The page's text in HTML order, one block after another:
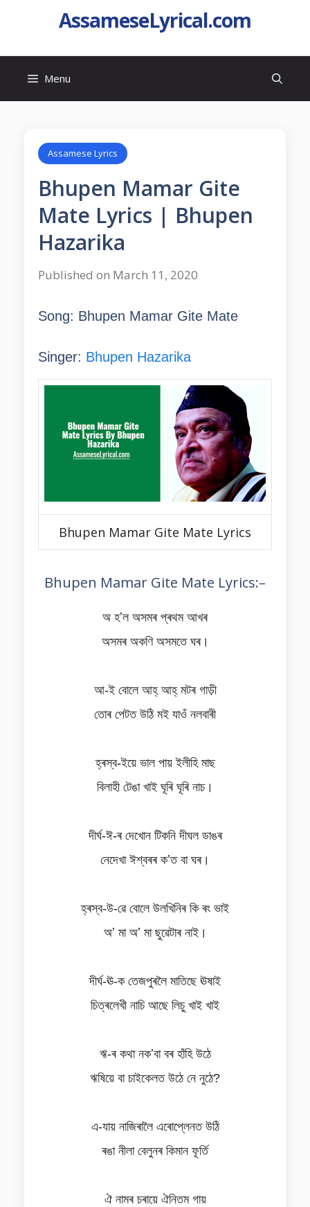
AssameseLyrical.com
Menu
Assamese Lyrics
Bhupen Mamar Gite
Mate Lyrics | Bhupen
Hazarika
Published on March 11, 2020
Song: Bhupen Mamar Gite Mate
Singer: Bhupen Hazarika
Bhupen Mamar Gite Mate Lyrics
Bhupen Mamar Gite Mate Lyrics:–
অ হʼল অসমৰ প্ৰথম আখৰ
অসমৰ অকণি অসমতে ঘৰ।
আ-ই বোলে আহ্‌ আহ্‌ মটৰ গাড়ী
তোৰ পেটত উঠি মই যাওঁ নলবাৰী
হ্ৰস্ব-ইয়ে ভাল পায় ইলীহি মাছ
বিলাহী টেঙা খাই ঘূৰি ঘূৰি নাচ।
দীৰ্ঘ-ঈ-ৰ দেখোন টিকনি দীঘল ডাঙৰ
নেদেখা ঈশ্বৰৰ কʼত বা ঘৰ।
হ্ৰস্ব-উ-ৱে বোলে উলখিনিৰ কি ৰং ভাই
অʼ মা অʼ মা ছুৱেটাৰ নাই।
দীৰ্ঘ-ঊ-ক তেজপুৰলৈ মাতিছে ঊষাই
চিত্ৰলেখী নাচি আছে লিচু খাই খাই
ঋ-ৰ কথা নকʼবা বৰ হাঁহি উঠে
ঋষিয়ে বা চাইকেলত উঠে নে নুঠে?
এ-যায় নাজিৰালৈ এৰোপ্লেনত উঠি
ৰঙা নীলা বেলুনৰ কিমান ফূৰ্তি
ঐ নামৰ চৰায়ে ঐনিতম গায়